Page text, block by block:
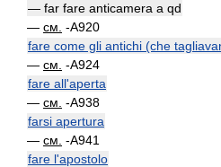
— far fare anticamera a qd
— см. -A920
fare come gli antichi (che
— см. -A924
fare all'aperta
— см. -A938
farsi apertura
— см. -A941
fare l'apostolo